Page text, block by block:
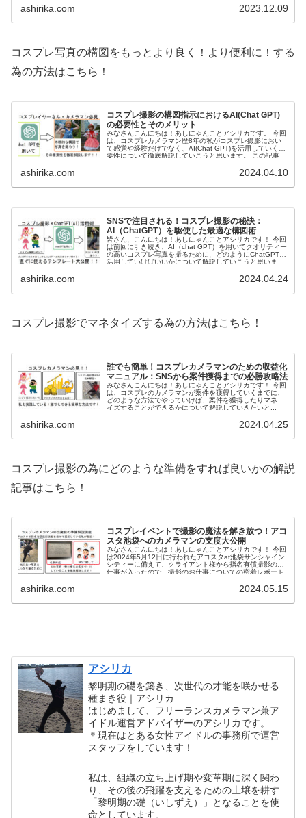
ashirika.com 2023.12.09
コスプレ写真の構図をもっとより良く！より便利に！する
為の方法はこちら！
コスプレ撮影の構図指示におけるAI(Chat GPT)
の必要性とそのメリット
みなさんこんにちは！あしにゃんことアシリカです。 今回
は、コスプレカメラマン歴8年の私がコスプレ撮影におい
て感覚や経験だけでなく、AI(Chat GPT)を活用していく重
要性について徹底解説していこうと思います。 この記事
ashirika.com 2024.04.10
SNSで注目される！コスプレ撮影の秘訣：
AI（ChatGPT）を駆使した最適な構図術
皆さん、こんにちは！あしにゃんことアシリカです！ 今回
は前回に引き続き、AI（chat GPT）を用いてクオリティー
の高いコスプレ写真を撮るために、どのようにChatGPTを
活用していけばいいかについて解説していこうと思いま
ashirika.com 2024.04.24
コスプレ撮影でマネタイズする為の方法はこちら！
誰でも簡単！コスプレカメラマンのための収益化
マニュアル：SNSから案件獲得までの必勝攻略法
みなさんこんにちは！あしにゃんことアシリカです！ 今回
は、コスプレのカメラマンが案件を獲得していくまでに、
どのような方法でやっていけば、案件を獲得したりマネタ
イズすることができるかについて解説していきたいと...
ashirika.com 2024.04.25
コスプレ撮影の為にどのような準備をすれば良いかの解説
記事はこちら！
コスプレイベントで撮影の魔法を解き放つ！アコ
スタ池袋へのカメラマンの支度大公開
みなさんこんにちは！あしにゃんことアシリカです！ 今回
は2024年5月12日に行われたアコスタat池袋サンシャイン
シティーに備えて、クライアント様から指名有償撮影のお
仕事が入ったので、撮影のお仕事についての密着レポート
ashirika.com 2024.05.15
アシリカ
黎明期の礎を築き、次世代の才能を咲かせる
種まき役｜アシリカ
はじめまして、フリーランスカメラマン兼ア
イドル運営アドバイザーのアシリカです。
＊現在はとある女性アイドルの事務所で運営
スタッフをしています！
私は、組織の立ち上げ期や変革期に深く関わ
り、その後の飛躍を支えるための土壌を耕す
「黎明期の礎（いしずえ）」となることを使
命としています。